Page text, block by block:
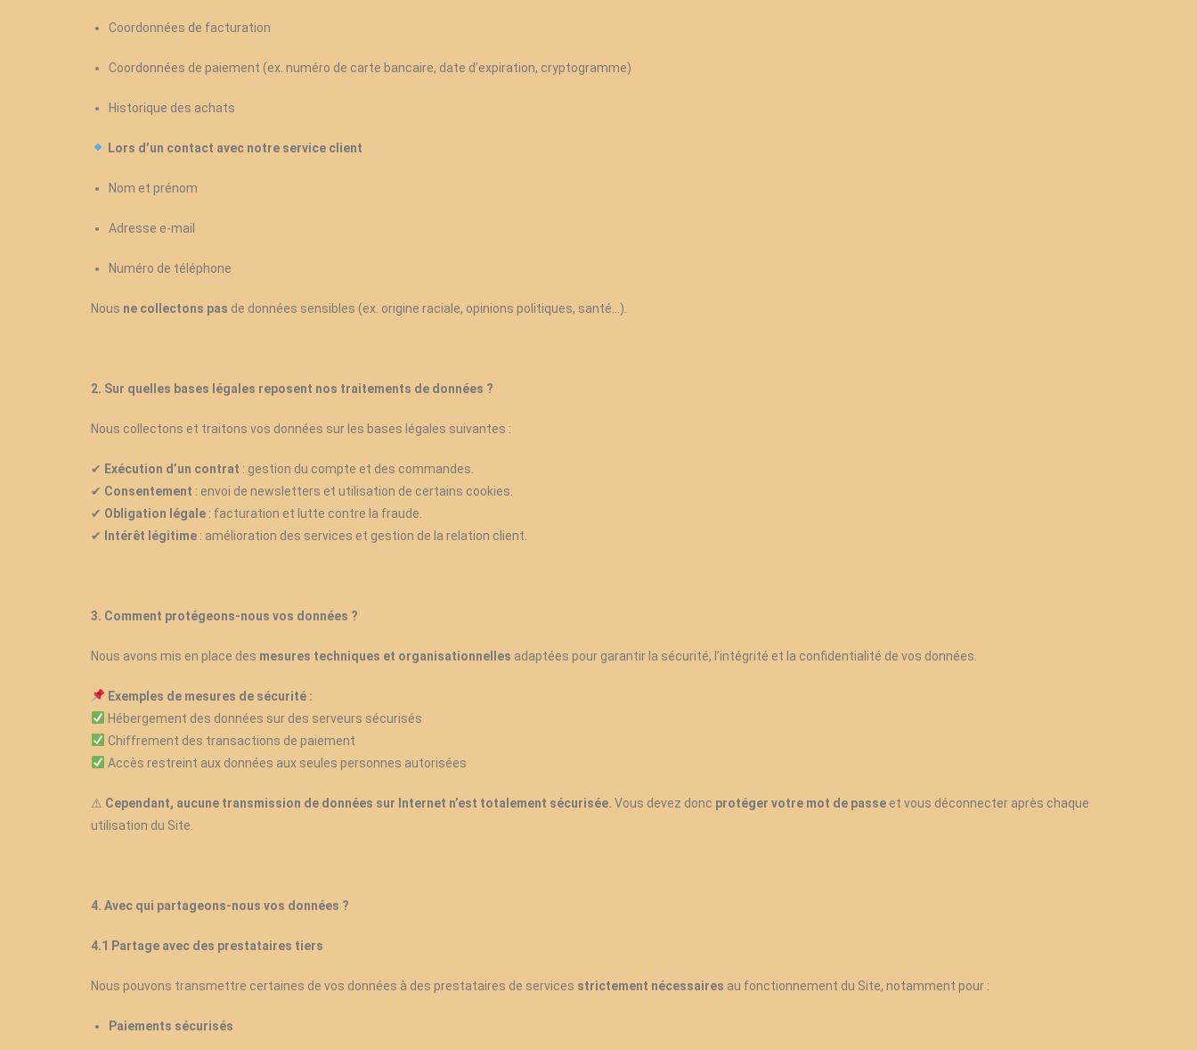
Coordonnées de facturation
Coordonnées de paiement (ex. numéro de carte bancaire, date d’expiration, cryptogramme)
Historique des achats
Lors d’un contact avec notre service client
Nom et prénom
Adresse e-mail
Numéro de téléphone
Nous ne collectons pas de données sensibles (ex. origine raciale, opinions politiques, santé…).
2. Sur quelles bases légales reposent nos traitements de données ?
Nous collectons et traitons vos données sur les bases légales suivantes :
✔ Exécution d’un contrat : gestion du compte et des commandes.
✔ Consentement : envoi de newsletters et utilisation de certains cookies.
✔ Obligation légale : facturation et lutte contre la fraude.
✔ Intérêt légitime : amélioration des services et gestion de la relation client.
3. Comment protégeons-nous vos données ?
Nous avons mis en place des mesures techniques et organisationnelles adaptées pour garantir la sécurité, l’intégrité et la confidentialité de vos données.
Exemples de mesures de sécurité :
Hébergement des données sur des serveurs sécurisés
Chiffrement des transactions de paiement
Accès restreint aux données aux seules personnes autorisées
⚠ Cependant, aucune transmission de données sur Internet n’est totalement sécurisée. Vous devez donc protéger votre mot de passe et vous déconnecter après chaque
utilisation du Site.
4. Avec qui partageons-nous vos données ?
4.1 Partage avec des prestataires tiers
Nous pouvons transmettre certaines de vos données à des prestataires de services strictement nécessaires au fonctionnement du Site, notamment pour :
Paiements sécurisés